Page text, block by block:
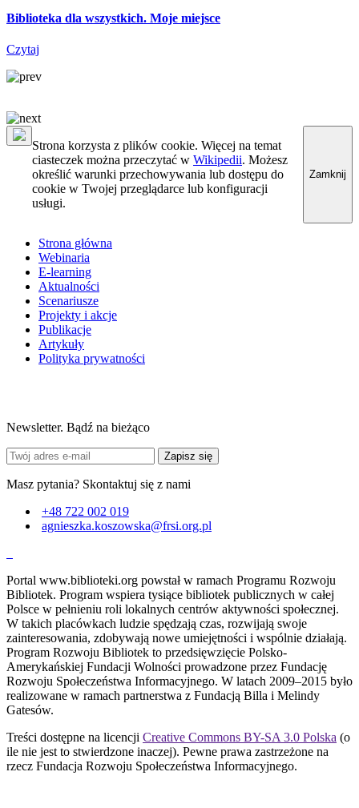
Biblioteka dla wszystkich. Moje miejsce
Czytaj
Strona korzysta z plików cookie. Więcej na temat
ciasteczek można przeczytać w Wikipedii. Możesz
określić warunki przechowywania lub dostępu do
cookie w Twojej przeglądarce lub konfiguracji
usługi.
Zamknij
Strona główna
Webinaria
E-learning
Aktualności
Scenariusze
Projekty i akcje
Publikacje
Artykuły
Polityka prywatności
Newsletter. Bądź na bieżąco
Zapisz się
Masz pytania? Skontaktuj się z nami
+48 722 002 019
agnieszka.koszowska@frsi.org.pl
Portal www.biblioteki.org powstał w ramach Programu Rozwoju
Bibliotek. Program wspiera tysiące bibliotek publicznych w całej
Polsce w pełnieniu roli lokalnych centrów aktywności społecznej.
W takich placówkach ludzie spędzają czas, rozwijają swoje
zainteresowania, zdobywają nowe umiejętności i wspólnie działają.
Program Rozwoju Bibliotek to przedsięwzięcie Polsko-
Amerykańskiej Fundacji Wolności prowadzone przez Fundację
Rozwoju Społeczeństwa Informacyjnego. W latach 2009–2015 było
realizowane w ramach partnerstwa z Fundacją Billa i Melindy
Gatesów.
Treści dostępne na licencji Creative Commons BY-SA 3.0 Polska (o
ile nie jest to stwierdzone inaczej). Pewne prawa zastrzeżone na
rzecz Fundacja Rozwoju Społeczeństwa Informacyjnego.